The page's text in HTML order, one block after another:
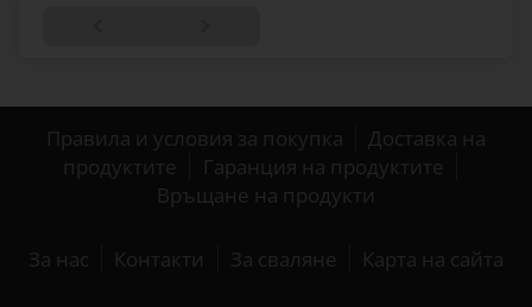
Правила и условия за покупка
Доставка на
продуктите
Гаранция на продуктите
Връщане на продукти
За нас Контакти За сваляне Карта на сайта